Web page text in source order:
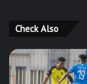
Check Also